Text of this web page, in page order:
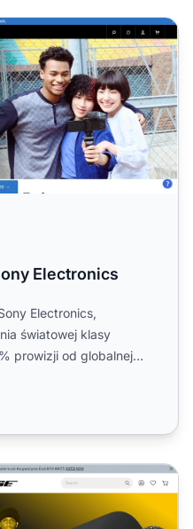
Electronics
Electronics,
światowej klasy
prowizji od globalnej